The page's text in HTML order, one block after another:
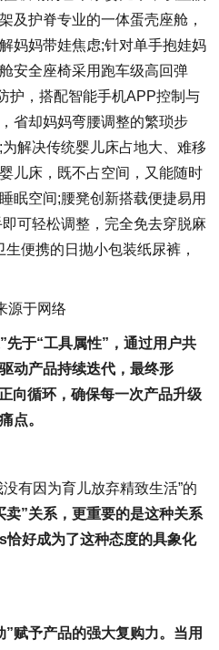
及护脊专业的一体蛋壳座舱，
妈妈带娃焦虑;针对单手抱娃妈
安全座椅采用跑车级高回弹
护，搭配智能手机APP控制与
省却妈妈弯腰调整的繁琐步
解决传统婴儿床占地大、难移
儿床，既不占空间，又能随时
眠空间;腰凳创新搭载便捷易用
可轻松调整，完全免去穿脱麻
便携的日抛小包装纸尿裤，
源于网络
于“工具属性”，通过用户共
动产品持续迭代，最终形
向循环，确保每一次产品升级
点。
有因为育儿放弃精致生活”的
卖”关系，更重要的是这种关系
好成为了这种态度的具象化
赋予产品的强大复购力。当用